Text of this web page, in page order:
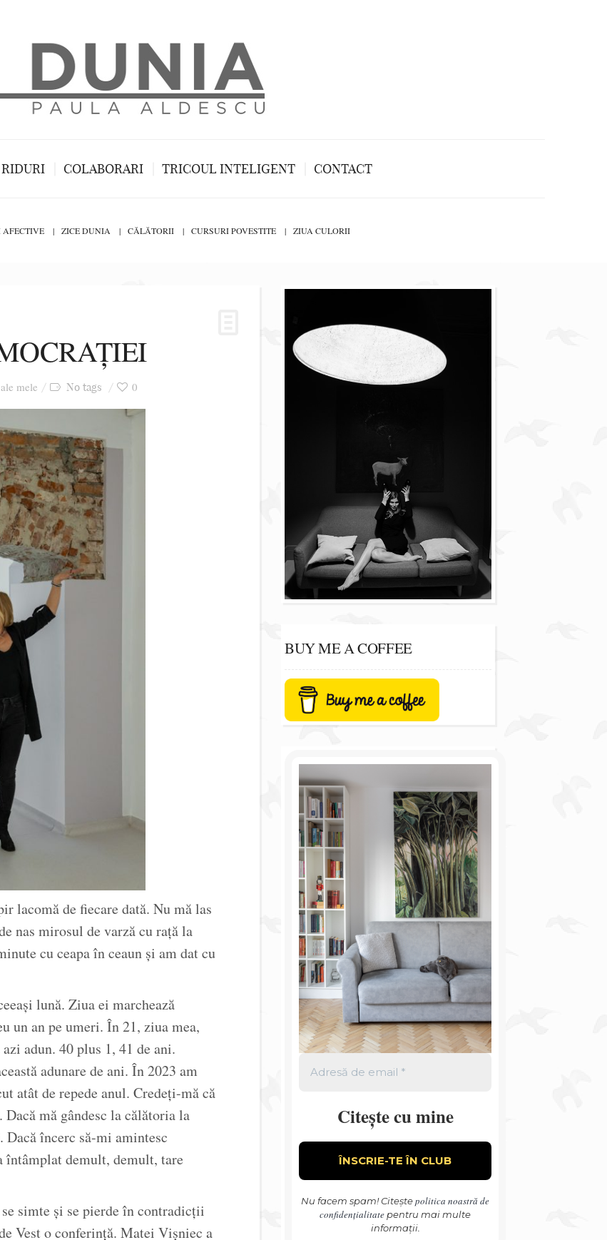
COLABORARI TRICOUL INTELIGENT CONTACT
AFECTIVE ZICE DUNIA CĂLĂTORII CURSURI POVESTITE ZIUA CULORII
mele No tags 0
lacomă de fiecare dată. Nu mă las
nas mirosul de varză cu rață la
cu ceapa în ceaun și am dat cu
lună. Ziua ei marchează
un an pe umeri. În 21, ziua mea,
adun. 40 plus 1, 41 de ani.
adunare de ani. În 2023 am
atât de repede anul. Credeți-mă că
mă gândesc la călătoria la
încerc să-mi amintesc
întâmplat demult, demult, tare
simte și se pierde în contradicții
Vest o conferință. Matei Vișniec a
BUY ME A COFFEE
Citește cu mine
Nu facem spam! Citeștepolitica noastră de
confidențialitate pentru mai multe
informații.